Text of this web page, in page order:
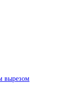
вырезом